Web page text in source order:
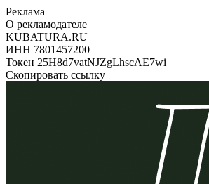
Реклама
О рекламодателе
KUBATURA.RU
ИНН 7801457200
Токен 25H8d7vatNJZgLhscAE7wi
Скопировать ссылку